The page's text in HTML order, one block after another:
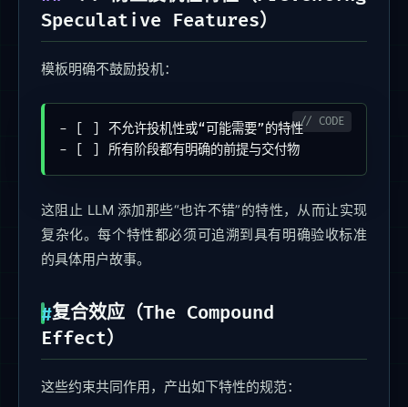
Speculative Features）
模板明确不鼓励投机：
- [ ] 不允许投机性或“可能需要”的特性
- [ ] 所有阶段都有明确的前提与交付物
这阻止 LLM 添加那些“也许不错”的特性，从而让实现
复杂化。每个特性都必须可追溯到具有明确验收标准
的具体用户故事。
复合效应（The Compound
Effect）
这些约束共同作用，产出如下特性的规范：